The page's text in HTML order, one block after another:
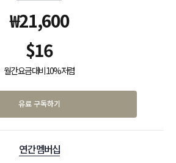
₩21,600
$16
월간 요금 대비 10% 저렴
유료 구독하기
연간 멤버십